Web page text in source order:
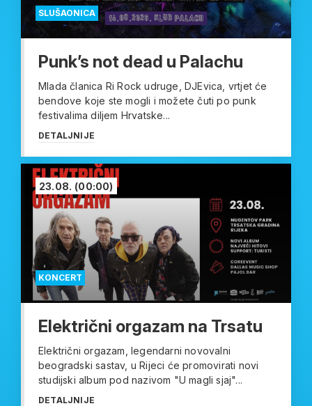
SLUŠAONICA
Punk’s not dead u Palachu
Mlada članica Ri Rock udruge, DJEvica, vrtjet će
bendove koje ste mogli i možete čuti po punk
festivalima diljem Hrvatske...
DETALJNIJE
KONCERT
23.08. (00:00)
Električni orgazam na Trsatu
Električni orgazam, legendarni novovalni
beogradski sastav, u Rijeci će promovirati novi
studijski album pod nazivom "U magli sjaj"...
DETALJNIJE